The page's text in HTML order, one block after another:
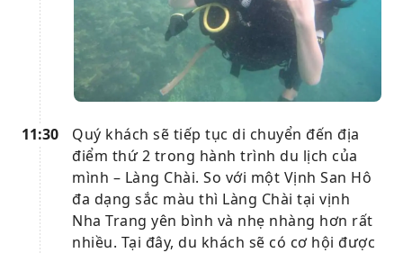
11:30
Quý khách sẽ tiếp tục di chuyển đến địa
điểm thứ 2 trong hành trình du lịch của
mình – Làng Chài. So với một Vịnh San Hô
đa dạng sắc màu thì Làng Chài tại vịnh
Nha Trang yên bình và nhẹ nhàng hơn rất
nhiều. Tại đây, du khách sẽ có cơ hội được